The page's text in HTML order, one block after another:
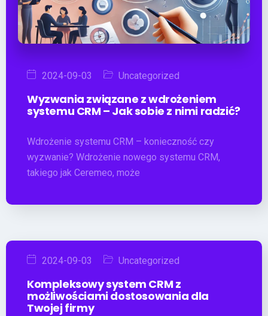
2024-09-03 Uncategorized
Wyzwania związane z wdrożeniem
systemu CRM – Jak sobie z nimi radzić?
Wdrożenie systemu CRM – konieczność czy
wyzwanie? Wdrożenie nowego systemu CRM,
takiego jak Ceremeo, może
2024-09-03 Uncategorized
Kompleksowy system CRM z
możliwościami dostosowania dla
Twojej firmy